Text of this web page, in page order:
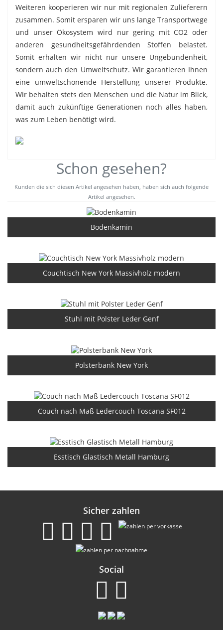
Weiteren kooperieren wir nur mit regionalen Zulieferern
zusammen. Somit ersparen wir uns lange Transportwege
und unser Ökosystem wird nur gering mit CO2 oder
anderen gesundheitsgefährdenden Stoffen belastet.
Somit erhalten wir nicht nur unsere Ungebundenheit,
sondern auch den Umweltschutz. Wir garantieren Ihnen
eine umweltschonende Herstellung unserer Produkte.
Wir behalten stets den Menschen und die Natur im Blick,
damit auch zukünftige Generationen noch alles haben,
was zum Leben benötigt wird.
Schon gesehen?
Kunden die sich diesen Artikel angesehen haben, haben sich auch folgende
Artikel angesehen.
Bodenkamin
Couchtisch New York Massivholz modern
Stuhl mit Polster Leder Genf
Polsterbank New York
Couch nach Maß Ledercouch Toscana SF012
Esstisch Glastisch Metall Hamburg
Sicher zahlen
Social